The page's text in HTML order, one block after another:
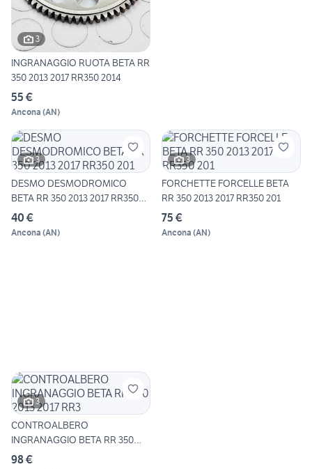
3
INGRANAGGIO RUOTA BETA RR
350 2013 2017 RR350 2014
55 €
Ancona (AN)
3
DESMO DESMODROMICO
BETA RR 350 2013 2017 RR350
201
40 €
Ancona (AN)
3
FORCHETTE FORCELLE BETA
RR 350 2013 2017 RR350 201
75 €
Ancona (AN)
3
CONTROALBERO
INGRANAGGIO BETA RR 350
2013 2017 RR3
98 €